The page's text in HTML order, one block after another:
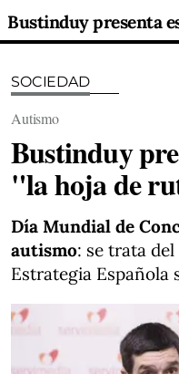
SOCIEDAD
Autismo
Bustinduy
"la hoja de
Día Mundial de
autismo: se trata
Estrategia Española